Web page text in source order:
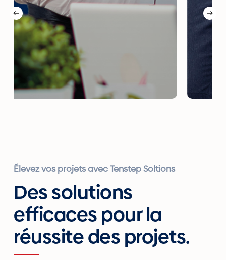
Élevez vos projets avec Tenstep Soltions
Des solutions
efficaces pour la
réussite des projets.